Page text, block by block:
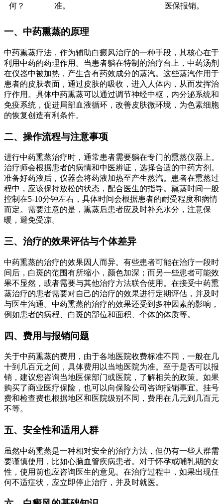
何？
准。
医保报销。
一、中药熏蒸的原理
中药熏蒸疗法，作为辅助白癜风治疗的一种手段，其核心在于
利用中药的药理作用。当患者躺在特制的治疗台上，中药汤剂
在仪器中被加热，产生含有药效成分的蒸汽。这些蒸汽作用于
患者的皮肤表面，通过皮肤的吸收，进入人体内，从而发挥治
疗作用。具体中药熏蒸可以通过调节神经中枢，内分泌系统和
免疫系统，促进局部血液循环，改善皮肤微环境，为色素细胞
的恢复创造有利条件。
二、操作流程与注意事项
进行中药熏蒸治疗时，通常患者需要躺在专门的熏蒸仪器上。
治疗师会根据患者的病情和中医辨证，选择合适的中药方剂。
准备好药液后，仪器会将药液加热至产生蒸汽。患者在熏蒸过
程中，应该保持放松的状态，配合医生的指导。熏蒸时间一般
控制在5-10分钟左右，具体时间会根据患者的耐受程度和病情
而定。需要注意的是，熏蒸后患者应及时补充水分，注意保
暖，避免受凉。
三、治疗的效果评估与个体差异
中药熏蒸的治疗的效果因人而异。有些患者可能在治疗一段时
间后，白斑的范围有所缩小，颜色加深；而另一些患者可能效
果不显然，或者需要与其他治疗方法联合使用。在接受中药熏
蒸治疗的患者需要对自己的治疗的效果进行定期评估，并及时
与医生沟通。中药熏蒸的治疗的效果还受到多种因素的影响，
例如患者的病程、白斑的部位和面积、个体的体质等。
四、费用与报销问题
关于中药熏蒸的费用，由于各地医院收费标准不同，一般在几
十到几百元之间，具体费用以当地医院为准。至于是否可以报
销，建议您咨询当地医保部门或医院，了解相关的政策。如果
购买了商业医疗保险，也可以向保险公司咨询报销事宜。挂号
费和检查费也根据地区和医院级别不同，费用在几元到几百元
不等。
五、安全性和适用人群
虽然中药熏蒸是一种相对安全的治疗方法，但仍有一些人群需
要谨慎使用，比如心脑血管疾病患者。对于怀孕或哺乳期的女
性，使用前也应咨询医生的意见。在治疗过程中，如果出现任
何不适症状，应立即停止治疗，并及时就医。